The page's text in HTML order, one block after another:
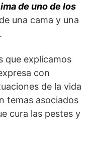
de uno de los
una cama y una
que explicamos
con
de la vida
temas asociados
cura las pestes y